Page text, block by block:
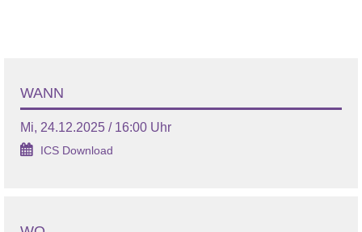
WANN
Mi, 24.12.2025 / 16:00 Uhr
ICS Download